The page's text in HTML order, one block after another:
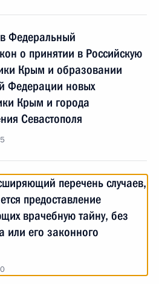
Федеральный
о принятии в Российскую
Крым и образовании
Федерации новых
Крым и города
Севастополя
перечень случаев,
предоставление
врачебную тайну, без
или его законного